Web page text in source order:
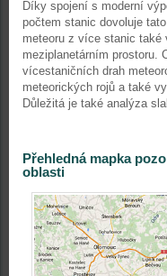
Díky spojení s moderní
počtem stanic dovoluje
meteoru z více stanic také
meziplanetárním prostoru.
vícestaničních drah
meteorických rojů a také
Důležitá je také analýza
Přehledná mapka
oblasti